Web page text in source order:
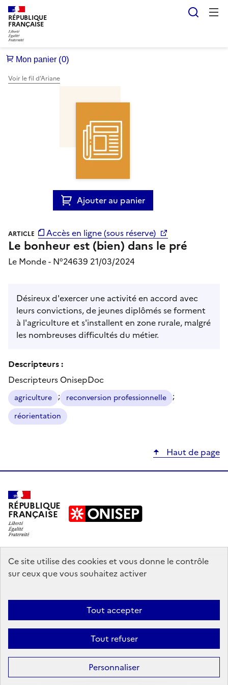
Ce site utilise des cookies et vous donne le contrôle
sur ceux que vous souhaitez activer
Tout accepter
Tout refuser
Personnaliser
RÉPUBLIQUE
FRANÇAISE
Voir le fil d’Ariane
Ajouter au panier
Accès en ligne (sous réserve)
ARTICLE
Le bonheur est (bien) dans le pré
Le Monde - N°24639 21/03/2024
Désireux d'exercer une activité en accord avec
leurs convictions, de jeunes diplômés se forment
à l'agriculture et s'installent en zone rurale, malgré
les nombreuses difficultés du métier.
Descripteurs :
Descripteurs OnisepDoc
agriculture ; reconversion professionnelle ;
réorientation
Haut de page
RÉPUBLIQUE
FRANÇAISE
education.gouv.fr
enseignementsup-recherche.gouv.fr
Accessibilité : partiellement conforme
Sauf mention explicite de propriété intellectuelle détenue par des tiers,
les contenus de ce site sont proposés souslicence etalab-2.0